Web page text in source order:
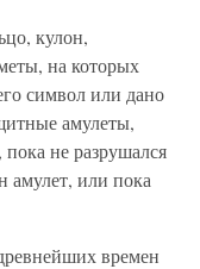
кулон,
на которых
символ или дано
амулеты,
пока не разрушался
амулет, или пока
времен